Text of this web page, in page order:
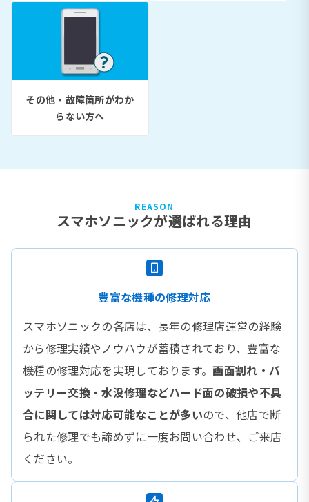
その他・故障箇所がわか
らない方へ
REASON
スマホソニックが選ばれる理由
豊富な機種の修理対応
スマホソニックの各店は、長年の修理店運営の経験
から修理実績やノウハウが蓄積されており、豊富な
機種の修理対応を実現しております。画面割れ・バ
ッテリー交換・水没修理などハード面の破損や不具
合に関しては対応可能なことが多いので、他店で断
られた修理でも諦めずに一度お問い合わせ、ご来店
ください。